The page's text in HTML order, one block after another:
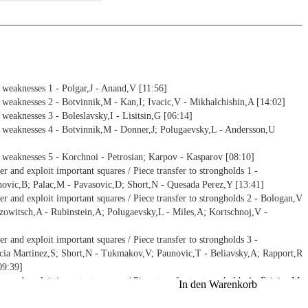
1 - Polgar,J - Anand,V [11:56]
weaknesses 2 - Botvinnik,M - Kan,I; Ivacic,V - Mikhalchishin,A [14:02]
3 - Boleslavsky,I - Lisitsin,G [06:14]
4 - Botvinnik,M - Donner,J; Polugaevsky,L - Andersson,U
5 - Korchnoi - Petrosian; Karpov - Kasparov [08:10]
and exploit important squares / Piece transfer to strongholds 1 -
Palac,M - Pavasovic,D; Short,N - Quesada Perez,Y [13:41]
and exploit important squares / Piece transfer to strongholds 2 - Bologan,V
- Rubinstein,A; Polugaevsky,L - Miles,A; Kortschnoj,V -
and exploit important squares / Piece transfer to strongholds 3 -
Martinez,S; Short,N - Tukmakov,V; Paunovic,T - Beliavsky,A; Rapport,R
and exploit important squares / Piece transfer to strongholds 4 - Feigins,M
In den Warenkorb